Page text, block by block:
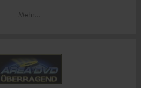
Mehr...